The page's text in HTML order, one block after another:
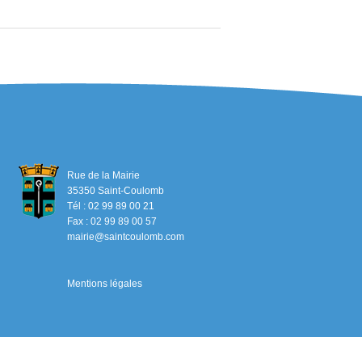
Rue de la Mairie
35350 Saint-Coulomb
Tél : 02 99 89 00 21
Fax : 02 99 89 00 57
mairie@saintcoulomb.com
Mentions légales